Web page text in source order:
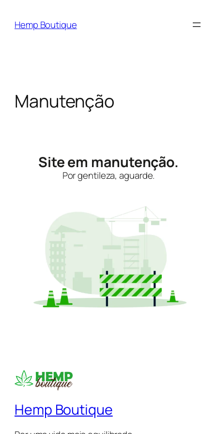
Hemp Boutique
Manutenção
Site em manutenção.
Por gentileza, aguarde.
Hemp Boutique